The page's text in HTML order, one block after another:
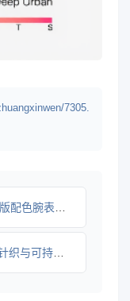
7305.
表限量发售
国际羊毛标志大奖